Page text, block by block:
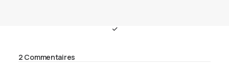
2 Commentaires